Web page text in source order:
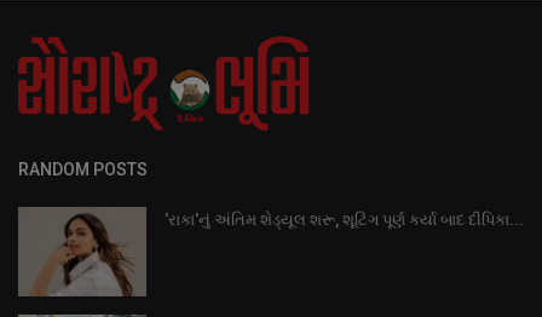
RANDOM POSTS
'રાકા'નું અંતિમ શેડ્યૂલ શરૂ, શૂટિંગ પૂર્ણ કર્યા બાદ દીપિકા...